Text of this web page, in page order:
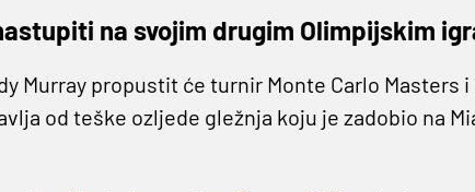
na svojim drugim Olimpijskim
Murray propustit će turnir Monte Carlo Masters
od teške ozljede gležnja koju je zadobio na